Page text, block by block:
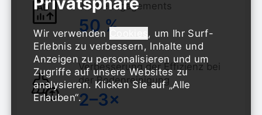
Werbeengagements
50 %
Verbesserung der Effizienz bei
der Bodenreinigung
2–3×
Wir verwenden
, um Ihr Surf-
Erlebnis zu verbessern, Inhalte und
Anzeigen zu personalisieren und um
Zugriffe auf unsere Websites zu
analysieren. Klicken Sie auf „Alle
Erlauben“.